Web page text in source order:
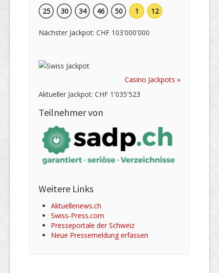
25
30 34 46 50 1 12
Nächster Jackpot: CHF 103'000'000
Casino Jackpots »
Aktueller Jackpot: CHF 1'035'523
Teilnehmer von
Weitere Links
Aktuellenews.ch
Swiss-Press.com
Presseportale der Schweiz
Neue Pressemeldung erfassen